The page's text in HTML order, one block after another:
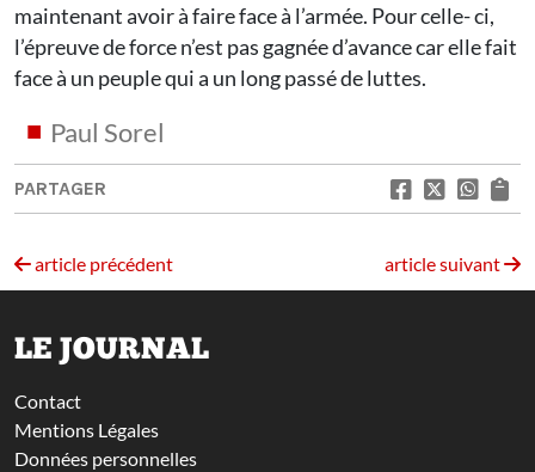
maintenant avoir à faire face à l’armée. Pour celle- ci,
l’épreuve de force n’est pas gagnée d’avance car elle fait
face à un peuple qui a un long passé de luttes.
Paul Sorel
PARTAGER
article précédent article suivant
LE JOURNAL
Contact
Mentions Légales
Données personnelles